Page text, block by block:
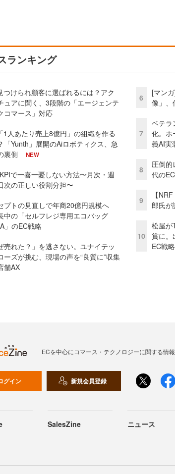
ランキング
つけられ顧客に選ばれるには？アク
ュアに聞く、3段階の「エージェンテ
コマース」対応
1人あたり売上8億円」の組織を作る
「Yunth」展開のAiロボティクス、急
裏側
NEW
で一喜一憂しない方法〜月次・週
次の正しい役割分担〜
プトの見直しで年商20億円規模へ
中の「セルフレジ専用エコバッグ
」のEC戦略
売れた？」を逃さない。ユナイテッ
ーズが挑む、現場の声を“良質に”収集
舗AX
6
[マン
像」、
7
ベテラ
化。ホ
義AI実
8
圧倒的
代の
9
【
郎氏が
10
松屋が
賞に。
EC戦略
ECを中心にコマース・テクノロジーに関する情
グイン 新規会員登録
SalesZine ニュース